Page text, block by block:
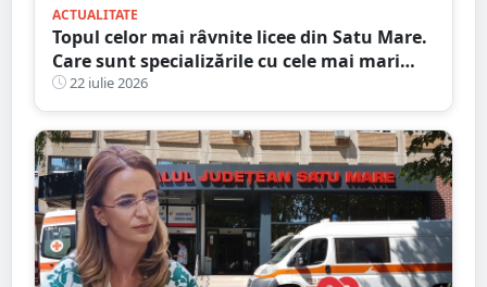
ACTUALITATE
Topul celor mai râvnite licee din Satu Mare.
Care sunt specializările cu cele mai mari
medii de intrare
22 iulie 2026